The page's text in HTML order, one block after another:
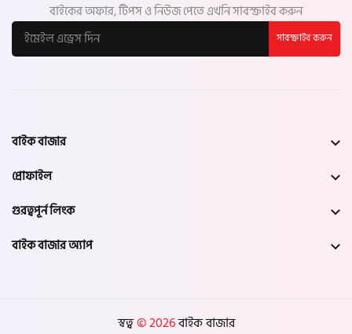
বাইকের অফার, টিপস ও নিউজ পেতে এখনি সাবস্ক্রাইব করুন
সাবস্ক্রাইব করুন
বাইক বাজার
প্রোফাইল
গুরত্বপূর্ন লিংক
বাইক বাজার অ্যাপ
স্বত্ব© 2026বাইক বাজার